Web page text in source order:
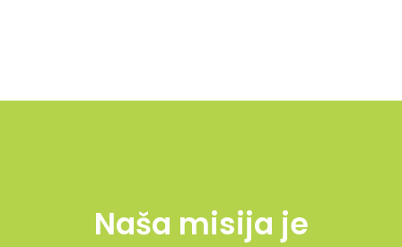
Naša misija je